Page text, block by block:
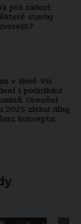
pro radost:
stavby
v Nové Vsi
i podnikání
Ocenění
2025 získal díky
konceptu